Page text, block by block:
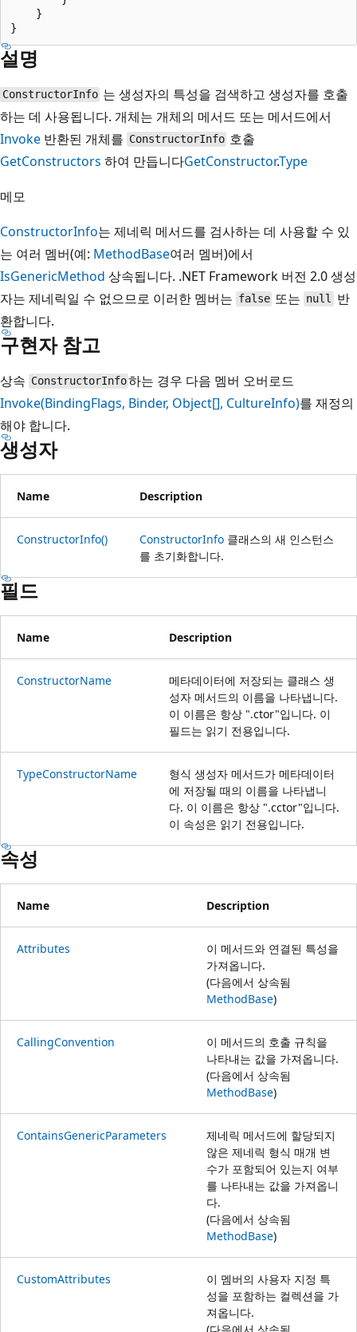
    }
설명
ConstructorInfo 는 생성자의 특성을 검색하고 생성자를 호출
하는 데 사용됩니다. 개체는 개체의 메서드 또는 메서드에서
Invoke 반환된 개체를 ConstructorInfo 호출
GetConstructors 하여 만듭니다GetConstructor.Type
메모
ConstructorInfo는 제네릭 메서드를 검사하는 데 사용할 수 있
는 여러 멤버(예: MethodBase여러 멤버)에서
IsGenericMethod 상속됩니다. .NET Framework 버전 2.0 생성
자는 제네릭일 수 없으므로 이러한 멤버는 false 또는 null 반
환합니다.
구현자 참고
상속 ConstructorInfo하는 경우 다음 멤버 오버로드
Invoke(BindingFlags, Binder, Object[], CultureInfo)를 재정의
해야 합니다.
생성자
Name Description
ConstructorInfo() ConstructorInfo 클래스의 새 인스턴스
를 초기화합니다.
필드
Name Description
ConstructorName
메타데이터에 저장되는 클래스 생
성자 메서드의 이름을 나타냅니다.
이 이름은 항상 ".ctor"입니다. 이
필드는 읽기 전용입니다.
TypeConstructorName
형식 생성자 메서드가 메타데이터
에 저장될 때의 이름을 나타냅니
다. 이 이름은 항상 ".cctor"입니다.
이 속성은 읽기 전용입니다.
속성
Name Description
Attributes
이 메서드와 연결된 특성을
가져옵니다.
(다음에서 상속됨
MethodBase)
CallingConvention
이 메서드의 호출 규칙을
나타내는 값을 가져옵니다.
(다음에서 상속됨
MethodBase)
ContainsGenericParameters
제네릭 메서드에 할당되지
않은 제네릭 형식 매개 변
수가 포함되어 있는지 여부
를 나타내는 값을 가져옵니
다.
(다음에서 상속됨
MethodBase)
CustomAttributes
이 멤버의 사용자 지정 특
성을 포함하는 컬렉션을 가
져옵니다.
(다음에서 상속됨